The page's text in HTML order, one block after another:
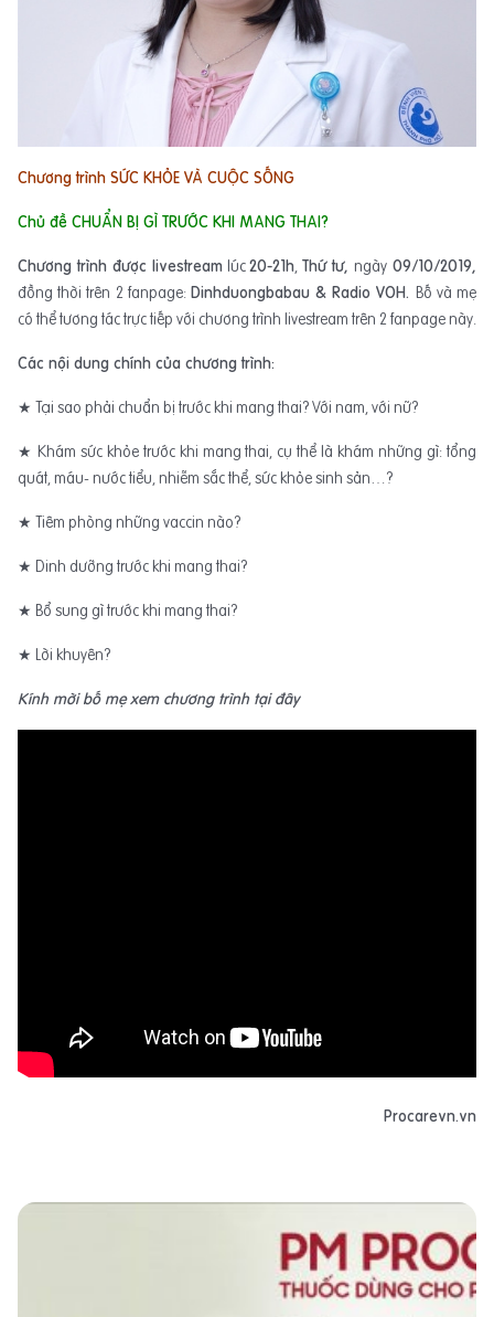
Chương trình SỨC KHỎE VÀ CUỘC SỐNG
Chủ đề CHUẨN BỊ GÌ TRƯỚC KHI MANG THAI?
Chương trình được livestreamlúc20-21h,Thứ tư,ngày 09/10/2019,
đồng thời trên 2 fanpage: Dinhduongbabau & Radio VOH. Bố và mẹ
có thể tương tác trực tiếp với chương trình livestream trên 2 fanpage này.
Các nội dung chính của chương trình:
★ Tại sao phải chuẩn bị trước khi mang thai? Với nam, với nữ?
★ Khám sức khỏe trước khi mang thai, cụ thể là khám những gì: tổng
quát, máu- nước tiểu, nhiễm sắc thể, sức khỏe sinh sản…?
★ Tiêm phòng những vaccin nào?
★ Dinh dưỡng trước khi mang thai?
★ Bổ sung gì trước khi mang thai?
★ Lời khuyên?
Kính mời bố mẹ xem chương trình tại đây
Procarevn.vn